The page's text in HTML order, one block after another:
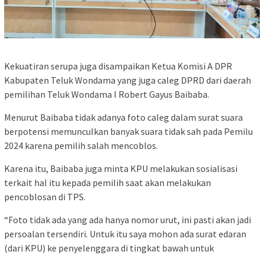
Kekuatiran serupa juga disampaikan Ketua Komisi A DPR
Kabupaten Teluk Wondama yang juga caleg DPRD dari daerah
pemilihan Teluk Wondama I Robert Gayus Baibaba.
Menurut Baibaba tidak adanya foto caleg dalam surat suara
berpotensi memunculkan banyak suara tidak sah pada Pemilu
2024 karena pemilih salah mencoblos.
Karena itu, Baibaba juga minta KPU melakukan sosialisasi
terkait hal itu kepada pemilih saat akan melakukan
pencoblosan di TPS.
“Foto tidak ada yang ada hanya nomor urut, ini pasti akan jadi
persoalan tersendiri. Untuk itu saya mohon ada surat edaran
(dari KPU) ke penyelenggara di tingkat bawah untuk